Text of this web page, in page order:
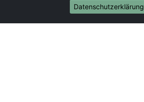
Internationale-Umzüge
Umzug von Dresden nach Brasilien
Datenschutzerklärung